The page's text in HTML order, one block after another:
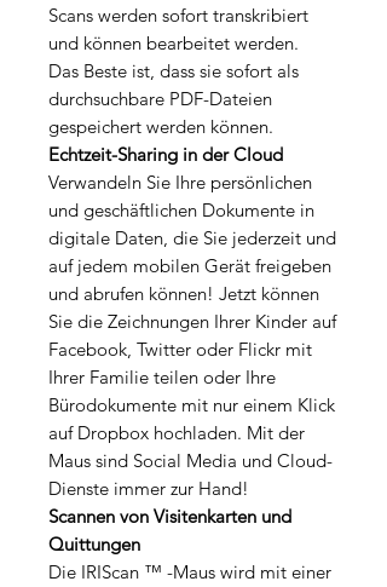
Scans werden sofort transkribiert
und können bearbeitet werden.
Das Beste ist, dass sie sofort als
durchsuchbare PDF-Dateien
gespeichert werden können.
Echtzeit-Sharing in der Cloud
Verwandeln Sie Ihre persönlichen
und geschäftlichen Dokumente in
digitale Daten, die Sie jederzeit und
auf jedem mobilen Gerät freigeben
und abrufen können! Jetzt können
Sie die Zeichnungen Ihrer Kinder auf
Facebook, Twitter oder Flickr mit
Ihrer Familie teilen oder Ihre
Bürodokumente mit nur einem Klick
auf Dropbox hochladen. Mit der
Maus sind Social Media und Cloud-
Dienste immer zur Hand!
Scannen von Visitenkarten und
Quittungen
Die IRIScan ™ -Maus wird mit einer